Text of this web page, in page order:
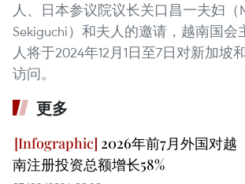
人、日本参议院议长关口昌一夫妇（
Sekiguchi）和夫人的邀请，越南国会
人将于2024年12月1日至7日对新加坡
访问。
更多
2026年前7月外国对越
南注册投资总额增长58%